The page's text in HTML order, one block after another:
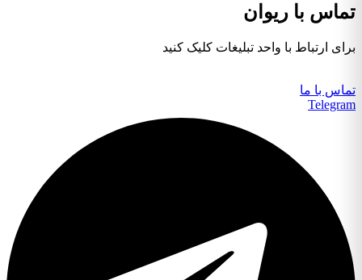
تماس با ریوان
برای ارتباط با واحد تبلیغات کلیک کنید
تماس با ما
Telegram